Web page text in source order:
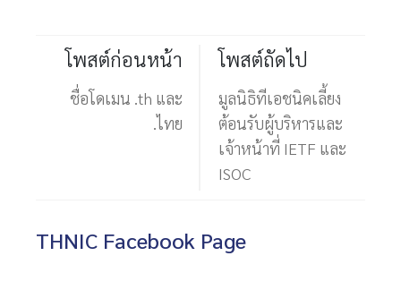
โพสต์ก่อนหน้า
ชื่อโดเมน .th และ
.ไทย
โพสต์ถัดไป
มูลนิธิทีเอชนิคเลี้ยง
ต้อนรับผู้บริหารและ
เจ้าหน้าที่ IETF และ
ISOC
THNIC Facebook Page